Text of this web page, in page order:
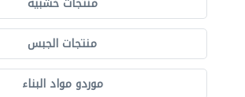
منتجات الجبس
موردو مواد البناء